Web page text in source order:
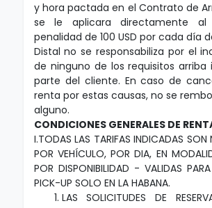
y hora pactada en el Contrato de
se le aplicara directamente al
penalidad de 100 USD por cada día
Distal no se responsabiliza por el
de ninguno de los requisitos arriba
parte del cliente. En caso de
renta por estas causas, no se
alguno.
CONDICIONES GENERALES DE
I.TODAS LAS TARIFAS INDICADAS SON
POR VEHÍCULO, POR DIA, EN
POR DISPONIBILIDAD - VALIDAS
PICK-UP SOLO EN LA HABANA.
LAS SOLICITUDES DE